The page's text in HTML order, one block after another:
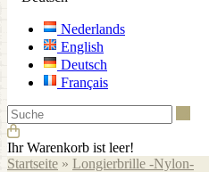
Nederlands
English
Deutsch
Français
Ihr Warenkorb ist leer!
Startseite » Longierbrille -Nylon-